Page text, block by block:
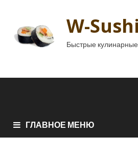
W-
Быстрые
ГЛАВНОЕ МЕНЮ